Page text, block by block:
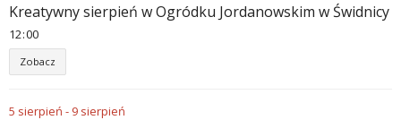
Kreatywny sierpień w Ogródku Jordanowskim w Świdnicy
12:00
Zobacz
5 sierpień - 9 sierpień